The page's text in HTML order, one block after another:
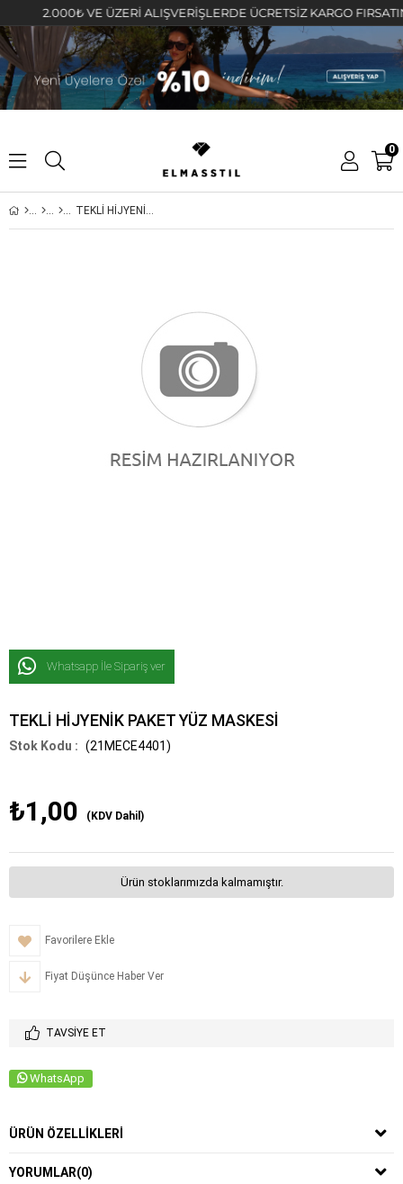
2.000₺ VE ÜZERİ ALIŞVERİŞLERDE ÜCRETSİZ KARGO FIRSATINI
0
TEKLİ HİJYENİK PAKET YÜZ MASKESİ
Whatsapp İle Sipariş ver
TEKLİ HİJYENİK PAKET YÜZ MASKESİ
(21MECE4401)
₺1,00 (KDV Dahil)
Ürün stoklarımızda kalmamıştır.
Favorilere Ekle
Fiyat Düşünce Haber Ver
TAVSIYE ET
WhatsApp
ÜRÜN ÖZELLIKLERI
YORUMLAR(0)